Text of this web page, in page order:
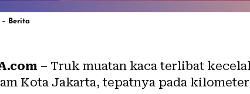
– Berita
– Truk muatan kaca terlibat
Kota Jakarta, tepatnya pada kilometer